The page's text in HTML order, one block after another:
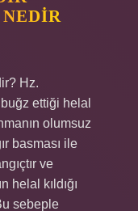
Hz.
ettiği helal
olumsuz
basması ile
ve
helal kıldığı
sebeple